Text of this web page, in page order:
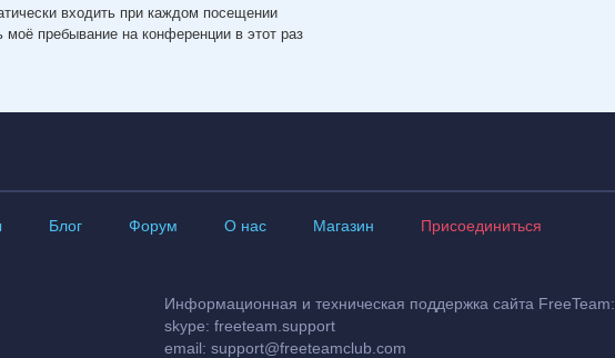
входить при каждом посещении
моё пребывание на конференции в этот раз
Блог Форум О нас Магазин Присоединиться
Информационная и техническая поддержка сайта FreeTeam:
skype: freeteam.support
email: support@freeteamclub.com